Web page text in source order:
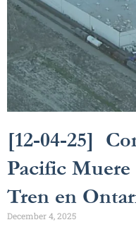
[12-04-25]
Pacific
Tren en
December 4, 2025